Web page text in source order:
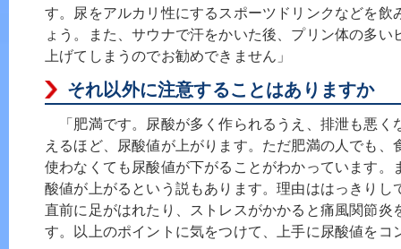
す。尿をアルカリ性にするスポーツドリンクなどを飲
ょう。また、サウナで汗をかいた後、プリン体の多い
上げてしまうのでお勧めできません」
それ以外に注意することはありますか
「肥満です。尿酸が多く作られるうえ、排泄も悪く
えるほど、尿酸値が上がります。ただ肥満の人でも、
使わなくても尿酸値が下がることがわかっています。
酸値が上がるという説もあります。理由ははっきりし
直前に足がはれたり、ストレスがかかると痛風関節炎
す。以上のポイントに気をつけて、上手に尿酸値をコ